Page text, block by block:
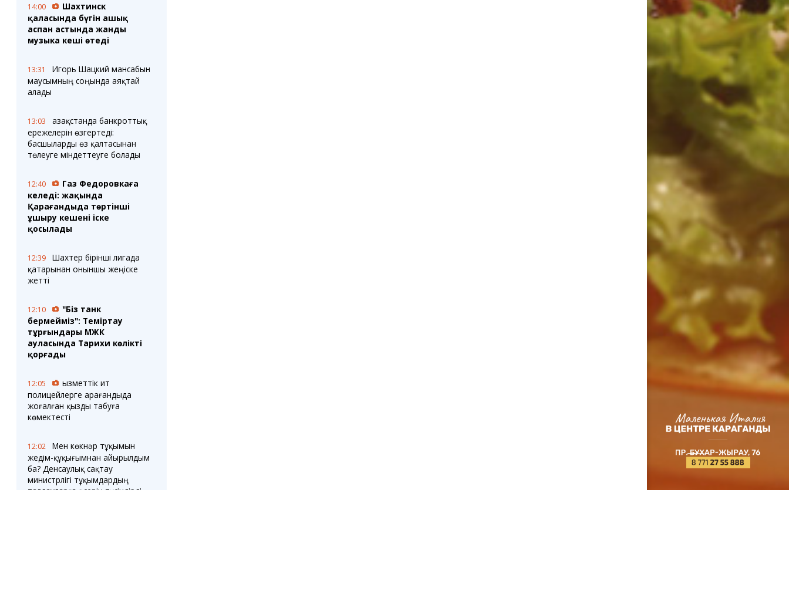
14:00
Шахтинск
қаласында бүгін ашық
аспан астында жанды
музыка кеші өтеді
13:31
Игорь Шацкий мансабын
маусымның соңында аяқтай
алады
13:03
Қазақстанда банкроттық
ережелерін өзгертеді:
басшыларды өз қалтасынан
төлеуге міндеттеуге болады
12:40
Газ Федоровкаға
келеді: жақында
Қарағандыда төртінші
ұшыру кешені іске
қосылады
12:39
Шахтер бірінші лигада
қатарынан оныншы жеңіске
жетті
12:10
"Біз танк
бермейміз": Теміртау
тұрғындары МЖК
ауласында Тарихи көлікті
қорғады
12:05
Қызметтік ит
полицейлерге Қарағандыда
жоғалған қызды табуға
көмектесті
12:02
Мен көкнәр тұқымын
жедім-құқығымнан айырылдым
ба? Денсаулық сақтау
министрлігі тұқымдардың
талдауларға әсерін түсіндірді